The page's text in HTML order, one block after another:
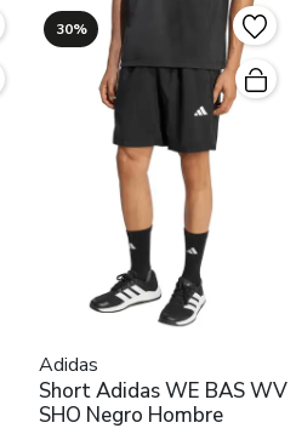
30%
Adidas
Short Adidas WE BAS WV
SHO Negro Hombre